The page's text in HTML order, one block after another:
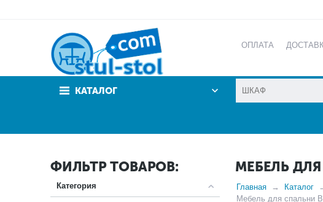
ОПЛАТА
КАТАЛОГ
ФИЛЬТР ТОВАРОВ:
Категория
МЕБЕЛЬ
Главная Каталог
Мебель для спальни